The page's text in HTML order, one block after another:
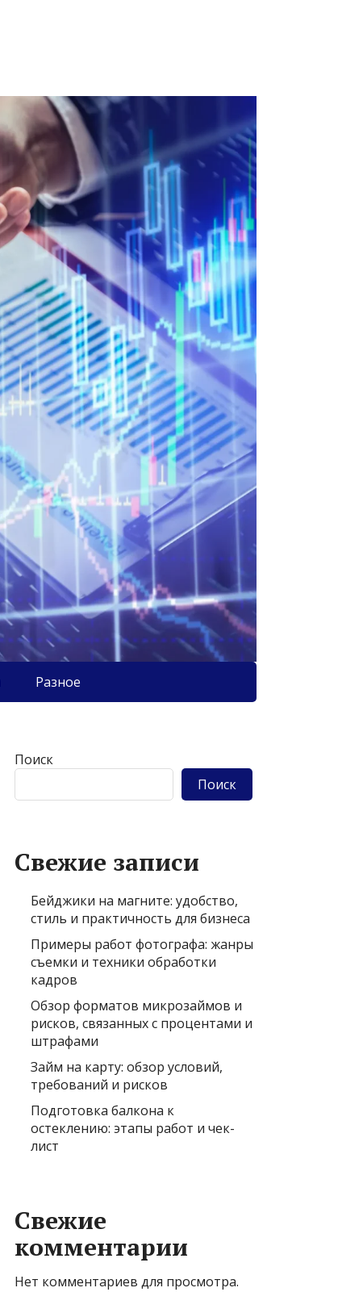
Разное
Поиск
Поиск
Свежие записи
Бейджики на магните: удобство,
стиль и практичность для бизнеса
Примеры работ фотографа: жанры
съемки и техники обработки
кадров
Обзор форматов микрозаймов и
рисков, связанных с процентами и
штрафами
Займ на карту: обзор условий,
требований и рисков
Подготовка балкона к
остеклению: этапы работ и чек-
лист
Свежие
комментарии
Нет комментариев для просмотра.